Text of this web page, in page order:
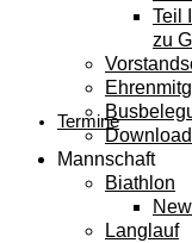
Termine
Teil
zu
Mannschaft
Biathlon
Langlauf